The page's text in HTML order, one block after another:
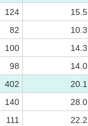
124 15.5
82 10.3
100 14.3
98 14.0
402 20.1
140 28.0
111 22.2